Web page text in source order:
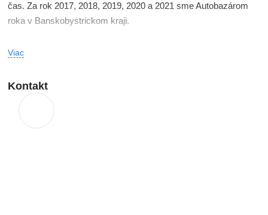
čas. Za rok 2017, 2018, 2019, 2020 a 2021 sme Autobazárom
roka v Banskobystrickom kraji.
Predavame a dovažame auta značky Fiat, BMW, Tesla, Ford,
požiadavok.
Predĺžené záruky nové a jazdené vozidlá.
Viac
Kontakt